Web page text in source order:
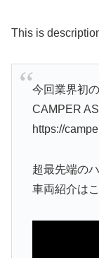
This is
今回業界初
CAMPER
https://
超最先端の
車両紹介はこ